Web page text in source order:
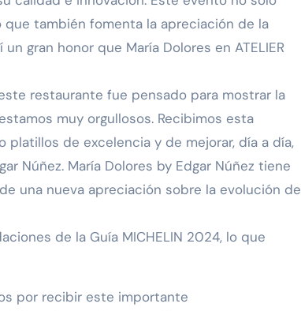
también fomenta la apreciación de la
gran honor que María Dolores en ATELIER
restaurante fue pensado para mostrar la
muy orgullosos. Recibimos esta
de excelencia y de mejorar, día a día,
Núñez. María Dolores by Edgar Núñez tiene
una nueva apreciación sobre la evolución de
de la Guía MICHELIN 2024, lo que
por recibir este importante